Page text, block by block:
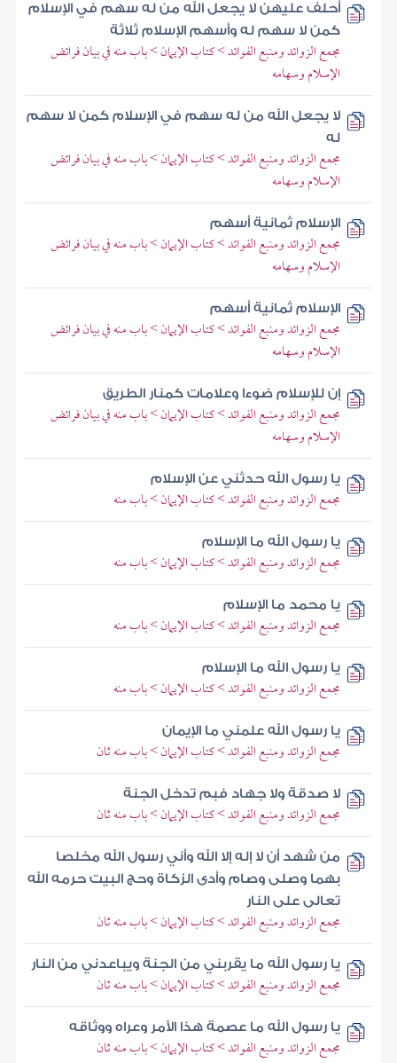
أحلف عليهن لا يجعل الله من له سهم في الإسلام
كمن لا سهم له وأسهم الإسلام ثلاثة
مجمع الزوائد ومنبع الفوائد > كتاب الإيمان > باب منه في بيان فرائض
الإسلام وسهامه
لا يجعل الله من له سهم في الإسلام كمن لا سهم
له
مجمع الزوائد ومنبع الفوائد > كتاب الإيمان > باب منه في بيان فرائض
الإسلام وسهامه
الإسلام ثمانية أسهم
مجمع الزوائد ومنبع الفوائد > كتاب الإيمان > باب منه في بيان فرائض
الإسلام وسهامه
الإسلام ثمانية أسهم
مجمع الزوائد ومنبع الفوائد > كتاب الإيمان > باب منه في بيان فرائض
الإسلام وسهامه
إن للإسلام ضوءا وعلامات كمنار الطريق
مجمع الزوائد ومنبع الفوائد > كتاب الإيمان > باب منه في بيان فرائض
الإسلام وسهامه
يا رسول الله حدثني عن الإسلام
مجمع الزوائد ومنبع الفوائد > كتاب الإيمان > باب منه
يا رسول الله ما الإسلام
مجمع الزوائد ومنبع الفوائد > كتاب الإيمان > باب منه
يا محمد ما الإسلام
مجمع الزوائد ومنبع الفوائد > كتاب الإيمان > باب منه
يا رسول الله ما الإسلام
مجمع الزوائد ومنبع الفوائد > كتاب الإيمان > باب منه
يا رسول الله علمني ما الإيمان
مجمع الزوائد ومنبع الفوائد > كتاب الإيمان > باب منه ثان
لا صدقة ولا جهاد فبم تدخل الجنة
مجمع الزوائد ومنبع الفوائد > كتاب الإيمان > باب منه ثان
من شهد أن لا إله إلا الله وأني رسول الله مخلصا
بهما وصلى وصام وأدى الزكاة وحج البيت حرمه الله
تعالى على النار
مجمع الزوائد ومنبع الفوائد > كتاب الإيمان > باب منه ثان
يا رسول الله ما يقربني من الجنة ويباعدني من النار
مجمع الزوائد ومنبع الفوائد > كتاب الإيمان > باب منه ثان
يا رسول الله ما عصمة هذا الأمر وعراه ووثاقه
مجمع الزوائد ومنبع الفوائد > كتاب الإيمان > باب منه ثان